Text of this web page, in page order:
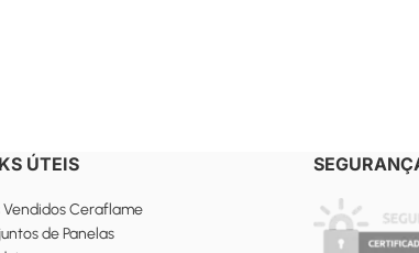
ÚTEIS
Vendidos Ceraflame
de Panelas